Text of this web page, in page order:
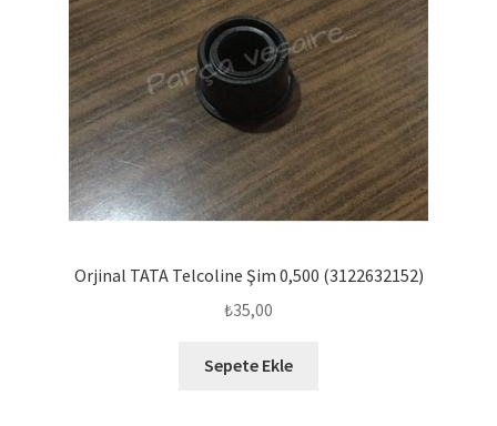
Orjinal TATA Telcoline Şim 0,500 (3122632152)
₺35,00
Sepete Ekle